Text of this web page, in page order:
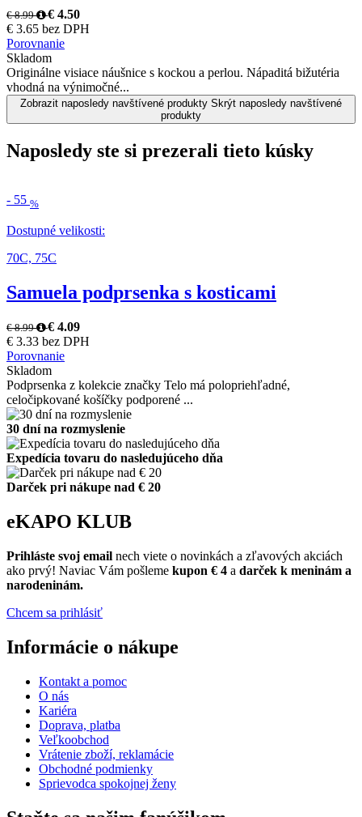
€ 8.99
€ 4.50
€ 3.65 bez DPH
Porovnanie
Skladom
Originálne visiace náušnice s kockou a perlou. Nápaditá bižutéria
vhodná na výnimočné...
Zobrazit naposledy navštívené produkty Skrýt naposledy navštívené
produkty
Naposledy ste si prezerali tieto kúsky
- 55 %
Dostupné velikosti:
70C, 75C
Samuela podprsenka s kosticami
€ 8.99
€ 4.09
€ 3.33 bez DPH
Porovnanie
Skladom
Podprsenka z kolekcie značky Telo má polopriehľadné,
celočipkované košíčky podporené ...
30 dní na rozmyslenie
Expedícia tovaru do nasledujúceho dňa
Darček pri nákupe nad € 20
eKAPO KLUB
Prihláste svoj email nech viete o novinkách a zľavových akciách
ako prvý! Naviac Vám pošleme kupon € 4 a darček k meninám a
narodeninám.
Chcem sa prihlásiť
Informácie o nákupe
Kontakt a pomoc
O nás
Kariéra
Doprava, platba
Veľkoobchod
Vrátenie zboží, reklamácie
Obchodné podmienky
Sprievodca spokojnej ženy